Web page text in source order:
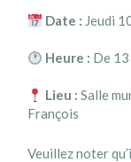
Date : Jeudi
Heure : De 13
Lieu : Salle
François
Veuillez noter